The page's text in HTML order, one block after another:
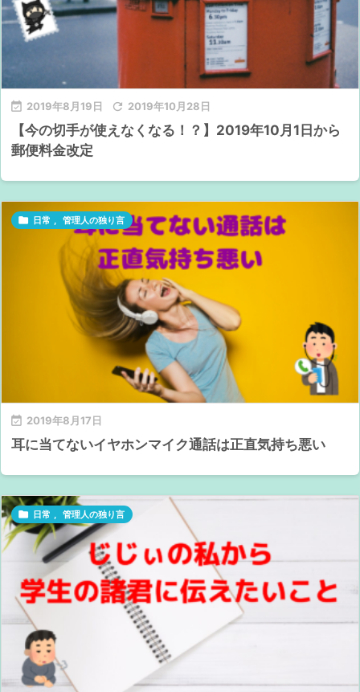
 2019年8月19日  2019年10月28日
【今の切手が使えなくなる！？】2019年10月1日から
郵便料金改定
 2019年8月17日
 日常 , 管理人の独り言
耳に当てないイヤホンマイク通話は正直気持ち悪い
 日常 , 管理人の独り言